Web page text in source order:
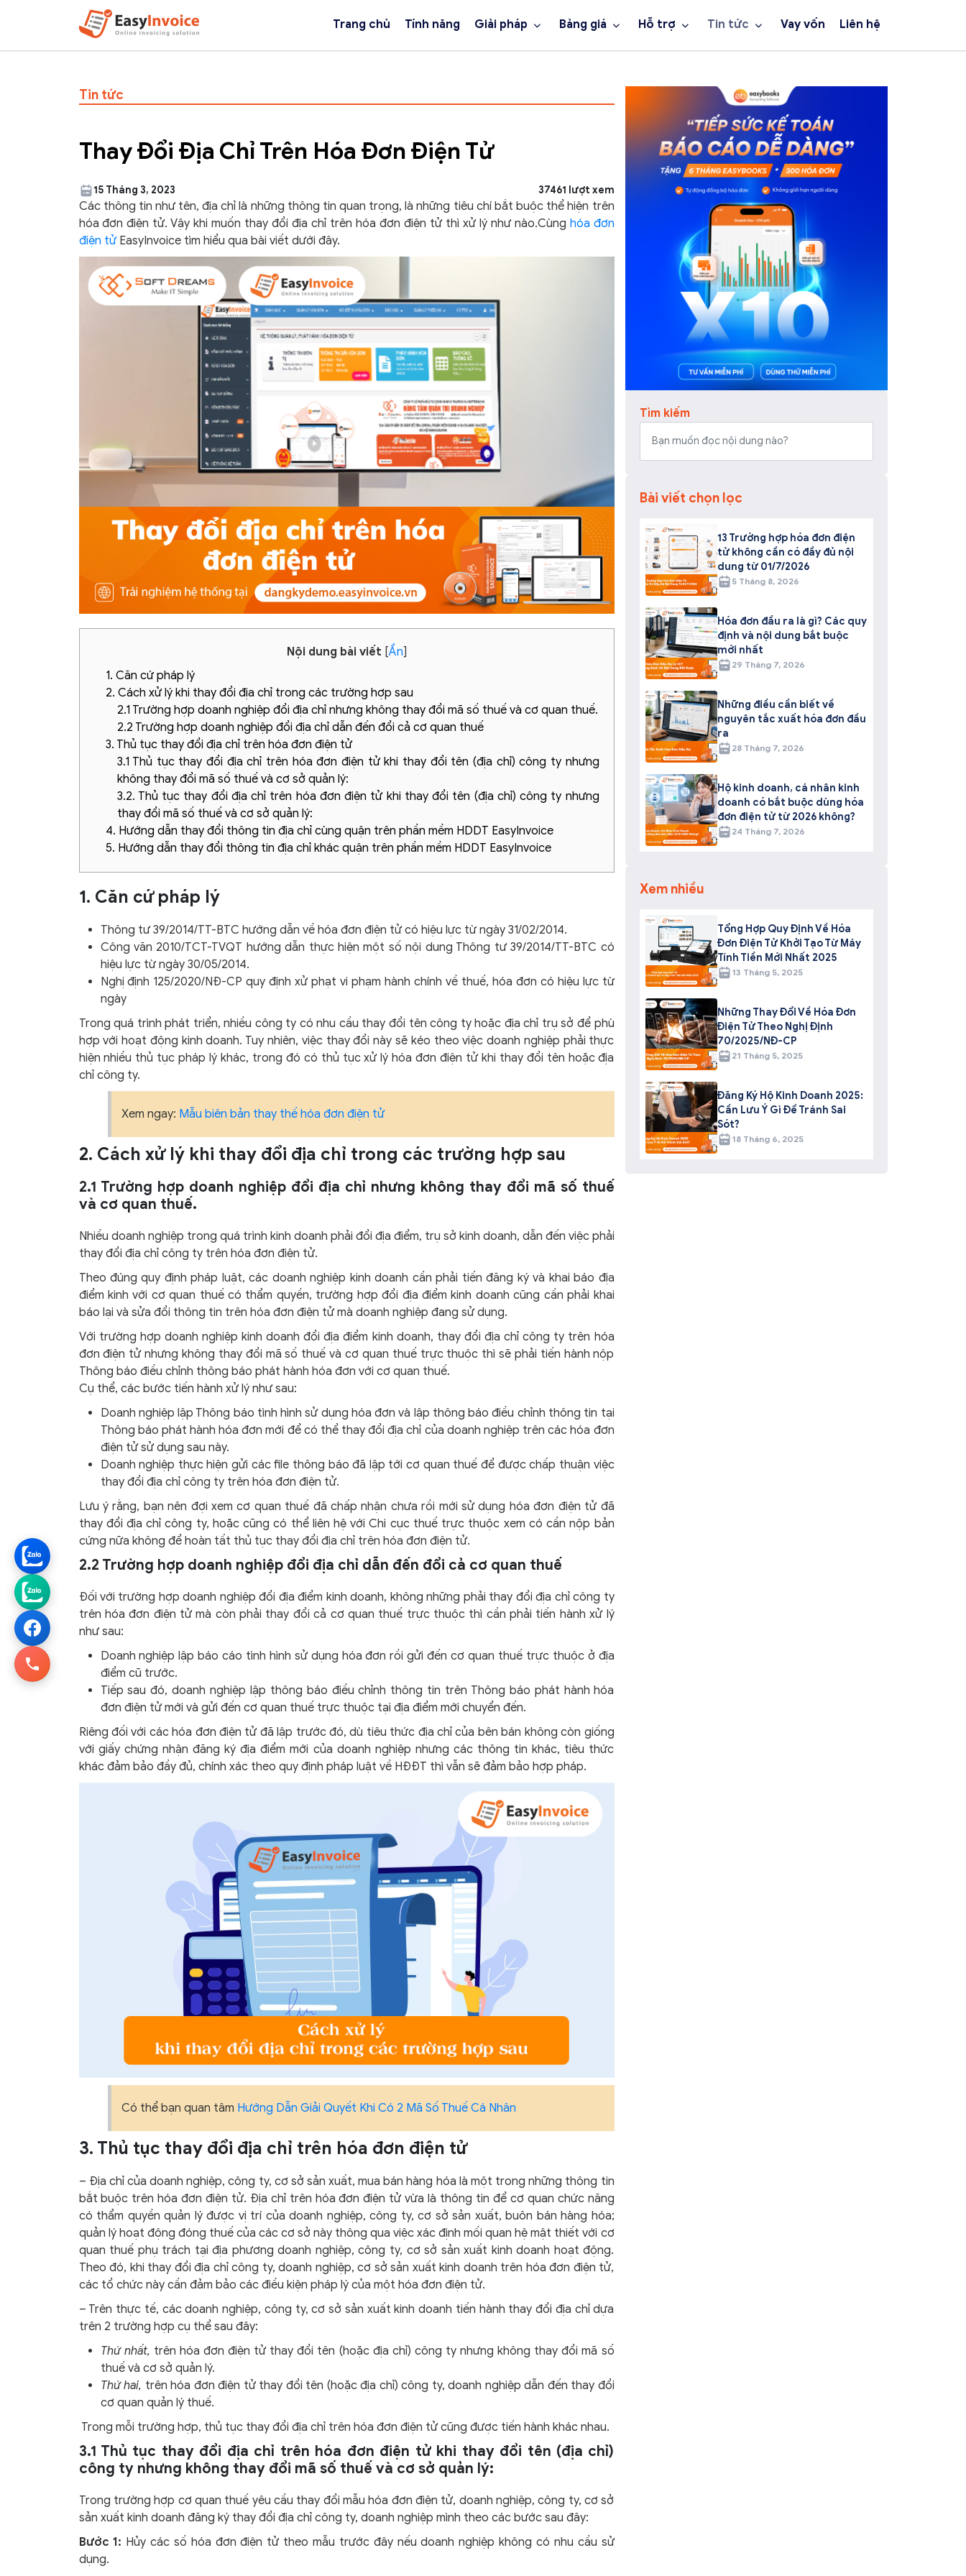
Trang chủ Tính năng Giải pháp Bảng giá Hỗ trợ Tin tức Vay vốn Liên hệ
Tin tức
Thay Đổi Địa Chỉ Trên Hóa Đơn Điện Tử
15 Tháng 3, 2023 37461 lượt xem
Các thông tin như tên, địa chỉ là những thông tin quan trọng, là những tiêu chí bắt buộc thể hiện trên
hóa đơn điện tử. Vậy khi muốn thay đổi địa chỉ trên hóa đơn điện tử thì xử lý như nào.Cùng hóa đơn
điện tửEasyInvoice tìm hiểu qua bài viết dưới đây.
Nội dung bài viết [Ẩn]
1. Căn cứ pháp lý
2. Cách xử lý khi thay đổi địa chỉ trong các trường hợp sau
2.1 Trường hợp doanh nghiệp đổi địa chỉ nhưng không thay đổi mã số thuế và cơ quan thuế.
2.2 Trường hợp doanh nghiệp đổi địa chỉ dẫn đến đổi cả cơ quan thuế
3. Thủ tục thay đổi địa chỉ trên hóa đơn điện tử
3.1 Thủ tục thay đổi địa chỉ trên hóa đơn điện tử khi thay đổi tên (địa chỉ) công ty nhưng
không thay đổi mã số thuế và cơ sở quản lý:
3.2. Thủ tục thay đổi địa chỉ trên hóa đơn điện tử khi thay đổi tên (địa chỉ) công ty nhưng
thay đổi mã số thuế và cơ sở quản lý:
4. Hướng dẫn thay đổi thông tin địa chỉ cùng quận trên phần mềm HDDT EasyInvoice
5. Hướng dẫn thay đổi thông tin địa chỉ khác quận trên phần mềm HDDT EasyInvoice
1. Căn cứ pháp lý
Thông tư 39/2014/TT-BTC hướng dẫn về hóa đơn điện tử có hiệu lực từ ngày 31/02/2014.
Công văn 2010/TCT-TVQT hướng dẫn thực hiện một số nội dung Thông tư 39/2014/TT-BTC có
hiệu lực từ ngày 30/05/2014.
Nghị định 125/2020/NĐ-CP quy định xử phạt vi phạm hành chính về thuế, hóa đơn có hiệu lực từ
ngày
Trong quá trình phát triển, nhiều công ty có nhu cầu thay đổi tên công ty hoặc địa chỉ trụ sở để phù
hợp với hoạt động kinh doanh. Tuy nhiên, việc thay đổi này sẽ kéo theo việc doanh nghiệp phải thực
hiện nhiều thủ tục pháp lý khác, trong đó có thủ tục xử lý hóa đơn điện tử khi thay đổi tên hoặc địa
chỉ công ty.
Xem ngay: Mẫu biên bản thay thế hóa đơn điện tử
2. Cách xử lý khi thay đổi địa chỉ trong các trường hợp sau
2.1 Trường hợp doanh nghiệp đổi địa chỉ nhưng không thay đổi mã số thuế
và cơ quan thuế.
Nhiều doanh nghiệp trong quá trình kinh doanh phải đổi địa điểm, trụ sở kinh doanh, dẫn đến việc phải
thay đổi địa chỉ công ty trên hóa đơn điện tử.
Theo đúng quy định pháp luật, các doanh nghiệp kinh doanh cần phải tiến đăng ký và khai báo địa
điểm kinh với cơ quan thuế có thẩm quyền, trường hợp đổi địa điểm kinh doanh cũng cần phải khai
báo lại và sửa đổi thông tin trên hóa đơn điện tử mà doanh nghiệp đang sử dụng.
Với trường hợp doanh nghiệp kinh doanh đổi địa điểm kinh doanh, thay đổi địa chỉ công ty trên hóa
đơn điện tử nhưng không thay đổi mã số thuế và cơ quan thuế trực thuộc thì sẽ phải tiến hành nộp
Thông báo điều chỉnh thông báo phát hành hóa đơn với cơ quan thuế.
Cụ thể, các bước tiến hành xử lý như sau:
Doanh nghiệp lập Thông báo tình hình sử dụng hóa đơn và lập thông báo điều chỉnh thông tin tại
Thông báo phát hành hóa đơn mới để có thể thay đổi địa chỉ của doanh nghiệp trên các hóa đơn
điện tử sử dụng sau này.
Doanh nghiệp thực hiện gửi các file thông báo đã lập tới cơ quan thuế để được chấp thuận việc
thay đổi địa chỉ công ty trên hóa đơn điện tử.
Lưu ý rằng, bạn nên đợi xem cơ quan thuế đã chấp nhận chưa rồi mới sử dụng hóa đơn điện tử đã
thay đổi địa chỉ công ty, hoặc cũng có thể liên hệ với Chi cục thuế trực thuộc xem có cần nộp bản
cứng nữa không để hoàn tất thủ tục thay đổi địa chỉ trên hóa đơn điện tử.
2.2 Trường hợp doanh nghiệp đổi địa chỉ dẫn đến đổi cả cơ quan thuế
Đối với trường hợp doanh nghiệp đổi địa điểm kinh doanh, không những phải thay đổi địa chỉ công ty
trên hóa đơn điện tử mà còn phải thay đổi cả cơ quan thuế trực thuộc thì cần phải tiến hành xử lý
như sau:
Doanh nghiệp lập báo cáo tình hình sử dụng hóa đơn rồi gửi đến cơ quan thuế trực thuộc ở địa
điểm cũ trước.
Tiếp sau đó, doanh nghiệp lập thông báo điều chỉnh thông tin trên Thông báo phát hành hóa
đơn điện tử mới và gửi đến cơ quan thuế trực thuộc tại địa điểm mới chuyển đến.
Riêng đối với các hóa đơn điện tử đã lập trước đó, dù tiêu thức địa chỉ của bên bán không còn giống
với giấy chứng nhận đăng ký địa điểm mới của doanh nghiệp nhưng các thông tin khác, tiêu thức
khác đảm bảo đầy đủ, chính xác theo quy định pháp luật về HĐĐT thì vẫn sẽ đảm bảo hợp pháp.
Có thể bạn quan tâm Hướng Dẫn Giải Quyết Khi Có 2 Mã Số Thuế Cá Nhân
3. Thủ tục thay đổi địa chỉ trên hóa đơn điện tử
– Địa chỉ của doanh nghiệp, công ty, cơ sở sản xuất, mua bán hàng hóa là một trong những thông tin
bắt buộc trên hóa đơn điện tử. Địa chỉ trên hóa đơn điện tử vừa là thông tin để cơ quan chức năng
có thẩm quyền quản lý được vị trí của doanh nghiệp, công ty, cơ sở sản xuất, buôn bán hàng hóa;
quản lý hoạt động đóng thuế của các cơ sở này thông qua việc xác định mối quan hệ mật thiết với cơ
quan thuế phụ trách tại địa phương doanh nghiệp, công ty, cơ sở sản xuất kinh doanh hoạt động.
Theo đó, khi thay đổi địa chỉ công ty, doanh nghiệp, cơ sở sản xuất kinh doanh trên hóa đơn điện tử,
các tổ chức này cần đảm bảo các điều kiện pháp lý của một hóa đơn điện tử.
– Trên thực tế, các doanh nghiệp, công ty, cơ sở sản xuất kinh doanh tiến hành thay đổi địa chỉ dựa
trên 2 trường hợp cụ thể sau đây:
Thứ nhất, trên hóa đơn điện tử thay đổi tên (hoặc địa chỉ) công ty nhưng không thay đổi mã số
thuế và cơ sở quản lý.
Thứ hai, trên hóa đơn điện tử thay đổi tên (hoặc địa chỉ) công ty, doanh nghiệp dẫn đến thay đổi
cơ quan quản lý thuế.
Trong mỗi trường hợp, thủ tục thay đổi địa chỉ trên hóa đơn điện tử cũng được tiến hành khác nhau.
3.1 Thủ tục thay đổi địa chỉ trên hóa đơn điện tử khi thay đổi tên (địa chỉ)
công ty nhưng không thay đổi mã số thuế và cơ sở quản lý:
Trong trường hợp cơ quan thuế yêu cầu thay đổi mẫu hóa đơn điện tử, doanh nghiệp, công ty, cơ sở
sản xuất kinh doanh đăng ký thay đổi địa chỉ công ty, doanh nghiệp mình theo các bước sau đây:
Bước 1: Hủy các số hóa đơn điện tử theo mẫu trước đây nếu doanh nghiệp không có nhu cầu sử
dụng.
Tìm kiếm
Bài viết chọn lọc
13 Trường hợp hóa đơn điện
tử không cần có đầy đủ nội
dung từ 01/7/2026
5 Tháng 8, 2026
Hóa đơn đầu ra là gì? Các quy
định và nội dung bắt buộc
mới nhất
29 Tháng 7, 2026
Những điều cần biết về
nguyên tắc xuất hóa đơn đầu
ra
28 Tháng 7, 2026
Hộ kinh doanh, cá nhân kinh
doanh có bắt buộc dùng hóa
đơn điện tử từ 2026 không?
24 Tháng 7, 2026
Xem nhiều
Tổng Hợp Quy Định Về Hóa
Đơn Điện Tử Khởi Tạo Từ Máy
Tính Tiền Mới Nhất 2025
13 Tháng 5, 2025
Những Thay Đổi Về Hóa Đơn
Điện Tử Theo Nghị Định
70/2025/NĐ-CP
21 Tháng 5, 2025
Đăng Ký Hộ Kinh Doanh 2025:
Cần Lưu Ý Gì Để Tránh Sai
Sót?
18 Tháng 6, 2025